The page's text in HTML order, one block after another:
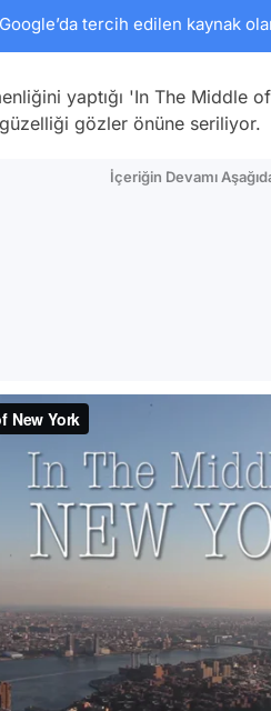
tercih edilen kaynak
yaptığı 'In The Middle of
gözler önüne seriliyor.
İçeriğin Devamı